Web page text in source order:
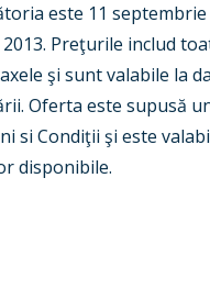
este 11 septembrie
Preţurile includ
şi sunt valabile la
Oferta este supusă
si Condiţii şi este
disponibile.